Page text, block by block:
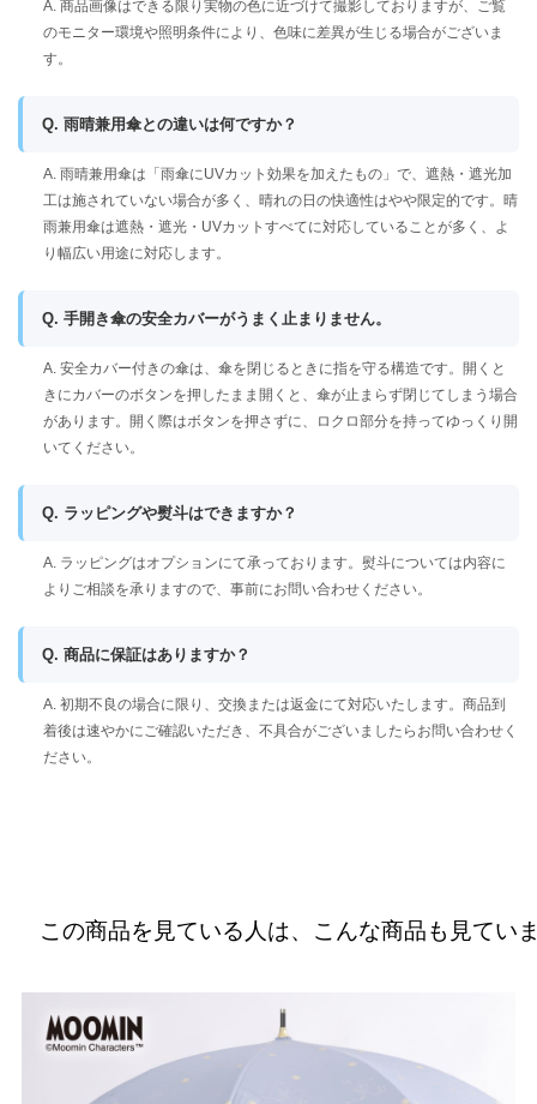
A. 商品画像はできる限り実物の色に近づけて撮影しておりますが、ご覧
のモニター環境や照明条件により、色味に差異が生じる場合がございま
す。
Q. 雨晴兼用傘との違いは何ですか？
A. 雨晴兼用傘は「雨傘にUVカット効果を加えたもの」で、遮熱・遮光加
工は施されていない場合が多く、晴れの日の快適性はやや限定的です。晴
雨兼用傘は遮熱・遮光・UVカットすべてに対応していることが多く、よ
り幅広い用途に対応します。
Q. 手開き傘の安全カバーがうまく止まりません。
A. 安全カバー付きの傘は、傘を閉じるときに指を守る構造です。開くと
きにカバーのボタンを押したまま開くと、傘が止まらず閉じてしまう場合
があります。開く際はボタンを押さずに、ロクロ部分を持ってゆっくり開
いてください。
Q. ラッピングや熨斗はできますか？
A. ラッピングはオプションにて承っております。熨斗については内容に
よりご相談を承りますので、事前にお問い合わせください。
Q. 商品に保証はありますか？
A. 初期不良の場合に限り、交換または返金にて対応いたします。商品到
着後は速やかにご確認いただき、不具合がございましたらお問い合わせく
ださい。
この商品を見ている人は、こんな商品も見てい